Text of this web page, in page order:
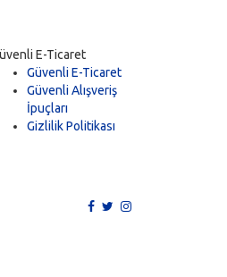
E-Ticaret
Güvenli E-Ticaret
Güvenli Alışveriş
İpuçları
Gizlilik Politikası